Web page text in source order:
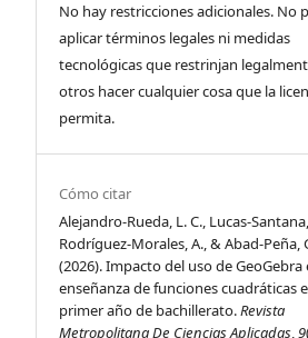
No hay restricciones adicionales. No
aplicar términos legales ni medidas
tecnológicas que restrinjan
otros hacer cualquier cosa que la
permita.
Cómo citar
Alejandro-Rueda, L. C., Lucas-Santana,
Rodríguez-Morales, A., & Abad-Peña,
(2026). Impacto del uso de GeoGebra
enseñanza de funciones cuadráticas
primer año de bachillerato.Revista
Metropolitana De Ciencias Aplicadas,9